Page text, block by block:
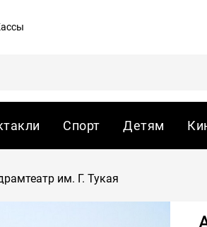
Спорт Детям
им. Г. Тукая